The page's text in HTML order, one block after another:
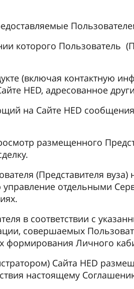
которого Пользователь
(включая контактную
HED, адресованное
на Сайте HED
размещенного
(Представителя
отдельными
в соответствии с
совершаемых
формирования Личного
Сайта HED
настоящему